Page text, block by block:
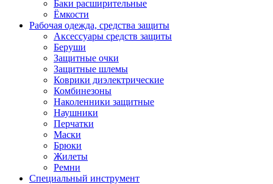
Баки расширительные
Ёмкости
Рабочая одежда, средства защиты
Аксессуары средств защиты
Беруши
Защитные очки
Защитные шлемы
Коврики диэлектрические
Комбинезоны
Наколенники защитные
Наушники
Перчатки
Маски
Брюки
Жилеты
Ремни
Специальный инструмент